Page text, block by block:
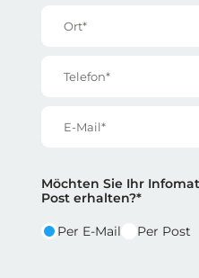
Reihe 2
Reihe 2 | Spalte 1
Möchten Sie Ihr
Post erhalten?*
Per E-Mail Per Post